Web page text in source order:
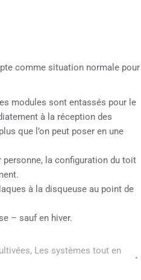
comme situation normale pour
modules sont entassés pour le
à la réception des
que l’on peut poser en une
personne, la configuration du toit
à la disqueuse au point de
– sauf en hiver.
, Les systèmes tout en